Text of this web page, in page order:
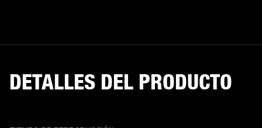
DETALLES DEL PRODUCTO